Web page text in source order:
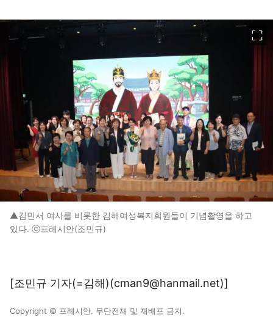
▲김민서 여사를 비롯한 김해여성복지회원들이 기념촬영을 하고
있다. ⓒ프레시안(조민규)
[조민규 기자(=김해)(cman9@hanmail.net)]
Copyright © 프레시안. 무단전재 및 재배포 금지.